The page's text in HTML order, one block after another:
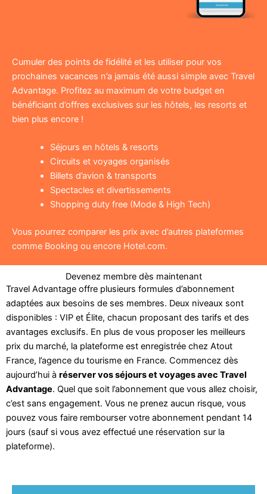
Cumuler des points de fidélité et les utiliser pour vos
prochaines vacances n’a jamais été aussi simple avec Travel
Advantage. Profitez au maximum de votre budget en
bénéficiant d’offres exclusives sur les hôtels, les resorts et
bien plus encore !
Séjours en hôtels & resorts
Circuits et voyages organisés
Billets d’avion & transports
Spectacles et divertissements
Shopping duty free (Mode & High Tech)
Vous pourrez comparer les prix avec d’autres plateformes
comme Booking ou encore Hotel.com.
Devenez membre dès maintenant
Travel Advantage offre plusieurs formules d’abonnement
adaptées aux besoins de ses membres. Deux niveaux sont
disponibles : VIP et Élite, chacun proposant des tarifs et des
avantages exclusifs. En plus de vous proposer les meilleurs
prix du marché, la plateforme est enregistrée chez Atout
France, l’agence du tourisme en France. Commencez dès
aujourd’hui à réserver vos séjours et voyages avec Travel
Advantage. Quel que soit l’abonnement que vous allez choisir,
c’est sans engagement. Vous ne prenez aucun risque, vous
pouvez vous faire rembourser votre abonnement pendant 14
jours (sauf si vous avez effectué une réservation sur la
plateforme).